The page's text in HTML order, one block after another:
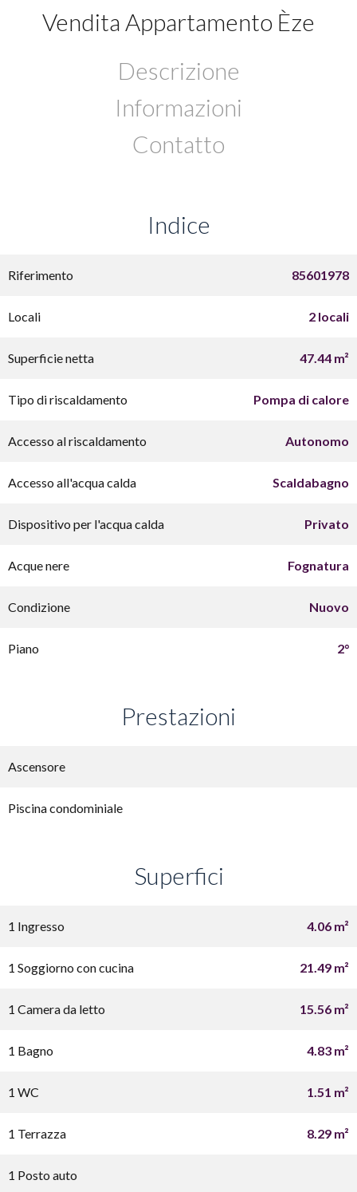
Vendita Appartamento Èze
Descrizione
Informazioni
Contatto
Indice
Riferimento 85601978
Locali 2 locali
Superficie netta 47.44 m²
Tipo di riscaldamento Pompa di calore
Accesso al riscaldamento Autonomo
Accesso all'acqua calda Scaldabagno
Dispositivo per l'acqua calda Privato
Acque nere Fognatura
Condizione Nuovo
Piano 2°
Prestazioni
Ascensore
Piscina condominiale
Superfici
1 Ingresso 4.06 m²
1 Soggiorno con cucina 21.49 m²
1 Camera da letto 15.56 m²
1 Bagno 4.83 m²
1 WC 1.51 m²
1 Terrazza 8.29 m²
1 Posto auto